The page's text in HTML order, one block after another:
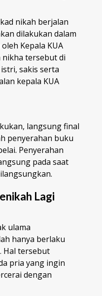
nikah berjalan
dilakukan dalam
Kepala KUA
nikha tersebut di
sakis serta
kepala KUA
langsung final
penyerahan buku
Penyerahan
pada saat
Lagi
ulama
hanya berlaku
Hal tersebut
pria yang ingin
dengan